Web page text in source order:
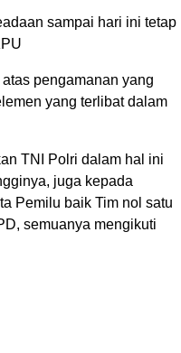
sampai hari ini tetap
pengamanan yang
yang terlibat dalam
TNI Polri dalam hal ini
juga kepada
Pemilu baik Tim nol satu
semuanya mengikuti